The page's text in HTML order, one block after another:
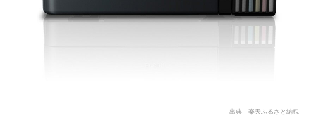
出典：楽天ふるさと納税